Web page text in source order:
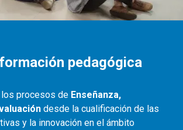
pedagógica
los procesos de Enseñanza,
desde la cualificación de las
y la innovación en el ámbito